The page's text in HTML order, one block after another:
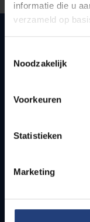
informatie die u
verzameld op
Noodzakelijk
Voorkeuren
Statistieken
Marketing
Snel naar
Jobs